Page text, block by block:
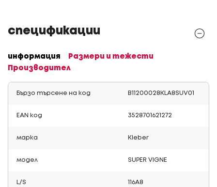
спецификации
информация
Размери и тежести
Производител
Бързо търсене на код B11200028KLA8SUV01
EAN код 3528701621272
марка Kleber
модел SUPER VIGNE
L/S 116A8